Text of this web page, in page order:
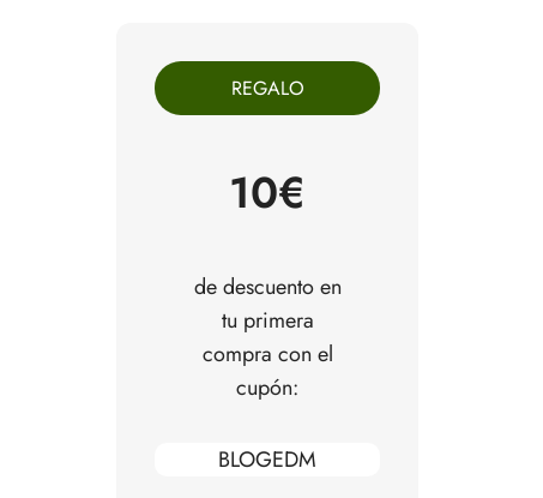
REGALO
10€
de descuento en
tu primera
compra con el
cupón:
BLOGEDM